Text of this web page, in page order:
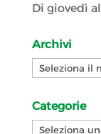
Di giovedì
Archivi
Archivi
Categorie
Categorie